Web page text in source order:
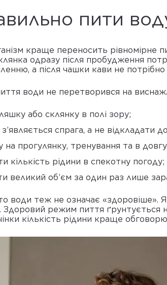
пити
краще переносить рівномірне
одразу після пробудження
а після чашки кави не
води не перетворився на
або склянку в полі зору;
спрага, а не відкладати
на прогулянку, тренування та в
кількість рідини в спекотну погоду;
великий об’єм за один раз лише
води теж не означає «здоровіше».
Здоровий режим пиття ґрунтується
кількість рідини краще